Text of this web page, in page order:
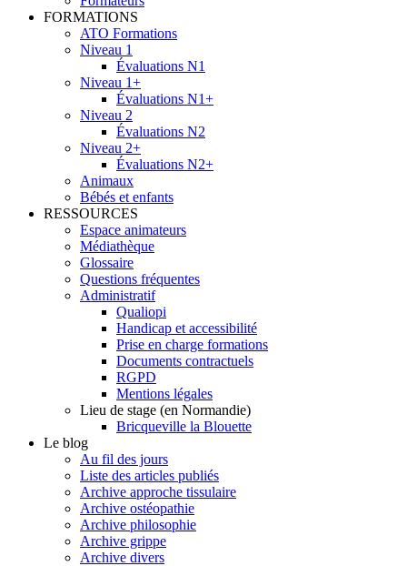
FORMATIONS
ATO Formations
Niveau 1
Évaluations N1
Niveau 1+
Évaluations N1+
Niveau 2
Évaluations N2
Niveau 2+
Évaluations N2+
Animaux
Bébés et enfants
RESSOURCES
Espace animateurs
Médiathèque
Glossaire
Questions fréquentes
Administratif
Qualiopi
Handicap et accessibilité
Prise en charge formations
Documents contractuels
RGPD
Mentions légales
Lieu de stage (en Normandie)
Bricqueville la Blouette
Le blog
Au fil des jours
Liste des articles publiés
Archive approche tissulaire
Archive ostéopathie
Archive philosophie
Archive grippe
Archive divers